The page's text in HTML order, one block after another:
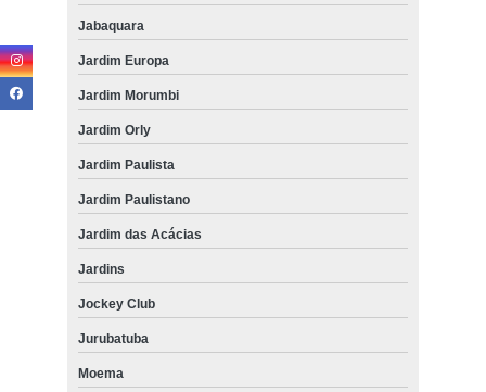
Jabaquara
Jardim Europa
Jardim Morumbi
Jardim Orly
Jardim Paulista
Jardim Paulistano
Jardim das Acácias
Jardins
Jockey Club
Jurubatuba
Moema